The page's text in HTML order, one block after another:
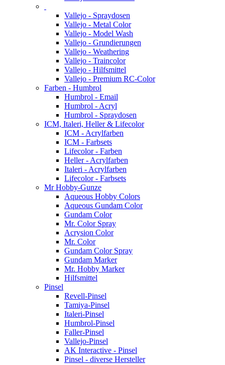
Vallejo - Spraydosen
Vallejo - Metal Color
Vallejo - Model Wash
Vallejo - Grundierungen
Vallejo - Weathering
Vallejo - Traincolor
Vallejo - Hilfsmittel
Vallejo - Premium RC-Color
Farben - Humbrol
Humbrol - Email
Humbrol - Acryl
Humbrol - Spraydosen
ICM, Italeri, Heller & Lifecolor
ICM - Acrylfarben
ICM - Farbsets
Lifecolor - Farben
Heller - Acrylfarben
Italeri - Acrylfarben
Lifecolor - Farbsets
Mr Hobby-Gunze
Aqueous Hobby Colors
Aqueous Gundam Color
Gundam Color
Mr. Color Spray
Acrysion Color
Mr. Color
Gundam Color Spray
Gundam Marker
Mr. Hobby Marker
Hilfsmittel
Pinsel
Revell-Pinsel
Tamiya-Pinsel
Italeri-Pinsel
Humbrol-Pinsel
Faller-Pinsel
Vallejo-Pinsel
AK Interactive - Pinsel
Pinsel - diverse Hersteller